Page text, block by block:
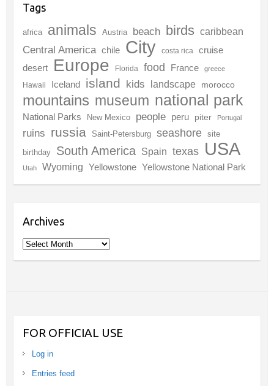
Tags
africa animals Austria beach birds caribbean
Central America chile City costa rica cruise
desert Europe Florida food France greece
Hawaii Iceland island kids landscape morocco
mountains museum national park
National Parks New Mexico people peru piter Portugal
ruins russia Saint-Petersburg seashore
site
birthday
South America Spain texas USA
Utah Wyoming Yellowstone Yellowstone National Park
Archives
Archives
FOR OFFICIAL USE
Log in
Entries feed